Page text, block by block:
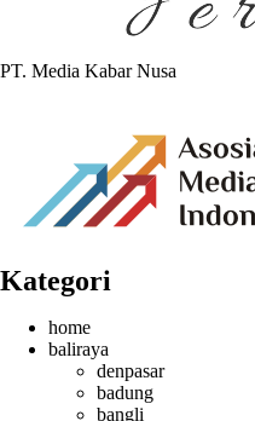
PT. Media Kabar Nusa
Kategori
home
baliraya
denpasar
badung
bangli